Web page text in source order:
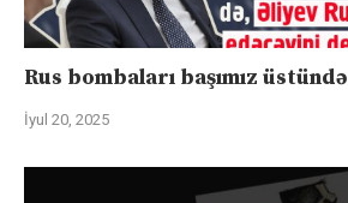
Rus bombaları başımız üstündə
İyul 20, 2025